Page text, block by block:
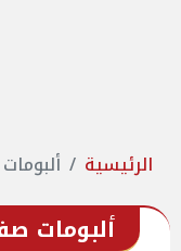
الرئيسية
ألبومات